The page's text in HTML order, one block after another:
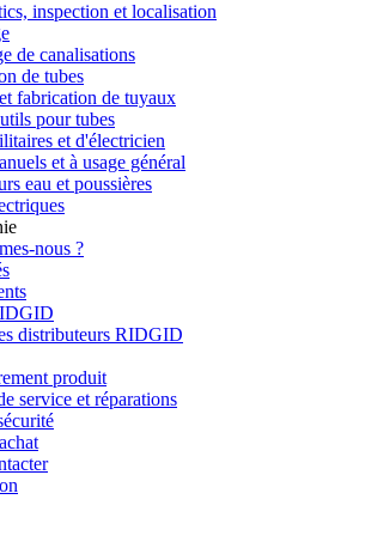
inspection et localisation
de canalisations
de tubes
fabrication de tuyaux
pour tubes
et d'électricien
et à usage général
eau et poussières
nous ?
distributeurs RIDGID
produit
service et réparations